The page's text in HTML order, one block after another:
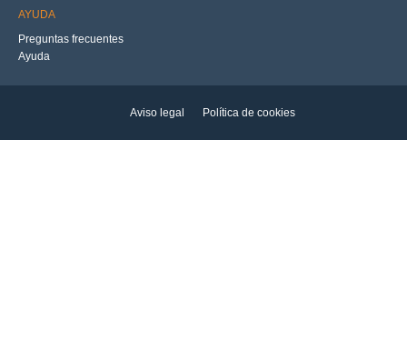
AYUDA
Preguntas frecuentes
Ayuda
Aviso legal Política de cookies